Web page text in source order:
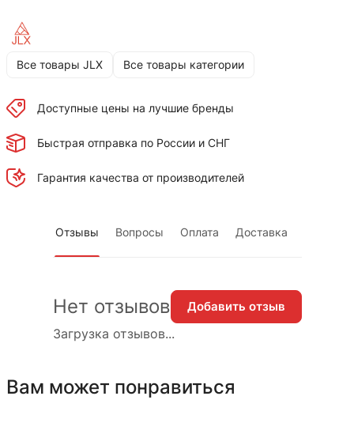
Все товары JLX Все товары категории
Доступные цены на лучшие бренды
Быстрая отправка по России и СНГ
Гарантия качества от производителей
Отзывы Вопросы Оплата Доставка
Загрузка отзывов...
Нет отзывов Добавить отзыв
Вам может понравиться